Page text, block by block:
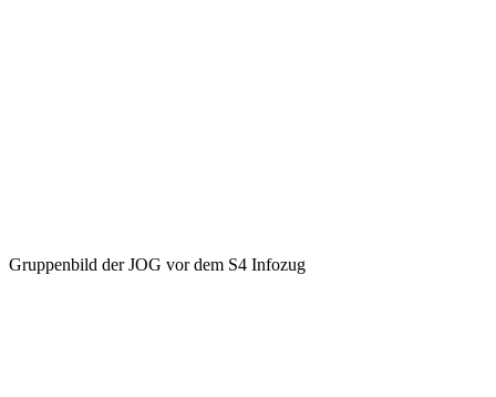
Gruppenbild der JOG vor dem S4 Infozug